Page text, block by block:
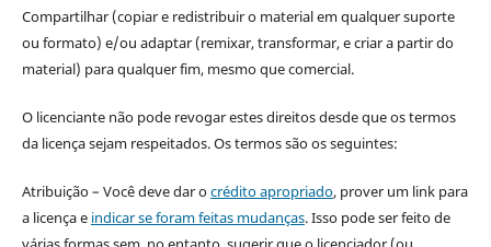
Compartilhar (copiar e redistribuir o material em qualquer suporte
ou formato) e/ou adaptar (remixar, transformar, e criar a partir do
material) para qualquer fim, mesmo que comercial.
O licenciante não pode revogar estes direitos desde que os termos
da licença sejam respeitados. Os termos são os seguintes:
Atribuição – Você deve dar ocrédito apropriado, prover um link para
a licença e indicar se foram feitas mudanças. Isso pode ser feito de